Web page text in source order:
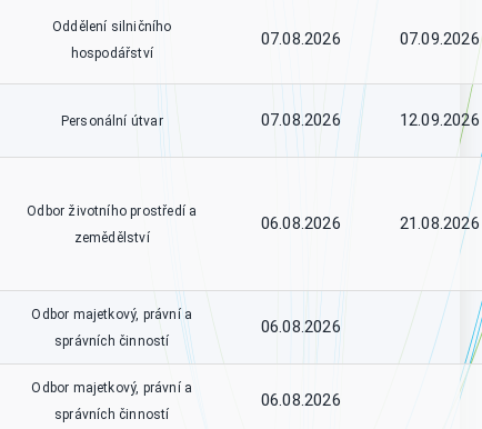
Oddělení silničního
hospodářství
07.08.2026 07.09.2026
Personální útvar 07.08.2026 12.09.2026
Odbor životního prostředí a
zemědělství
06.08.2026 21.08.2026
Odbor majetkový, právní a
správních činností
06.08.2026
Odbor majetkový, právní a
správních činností
06.08.2026